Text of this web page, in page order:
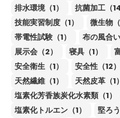
排水環境（1）
抗菌加工（14
技能実習制度（1）
微生物（
帯電性試験（1）
布の風合い
展示会（2）
寝具（1）
安全衛生（1）
安全性（12）
天然繊維（1）
天然皮革（1）
塩素化芳香族炭化水素類（1）
塩素化トルエン（1）
堅ろ